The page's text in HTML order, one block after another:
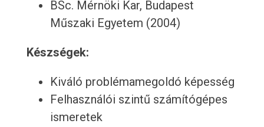
BSc. Mérnöki Kar, Budapest
Műszaki Egyetem (2004)
Készségek:
Kiváló problémamegoldó képesség
Felhasználói szintű számítógépes
ismeretek